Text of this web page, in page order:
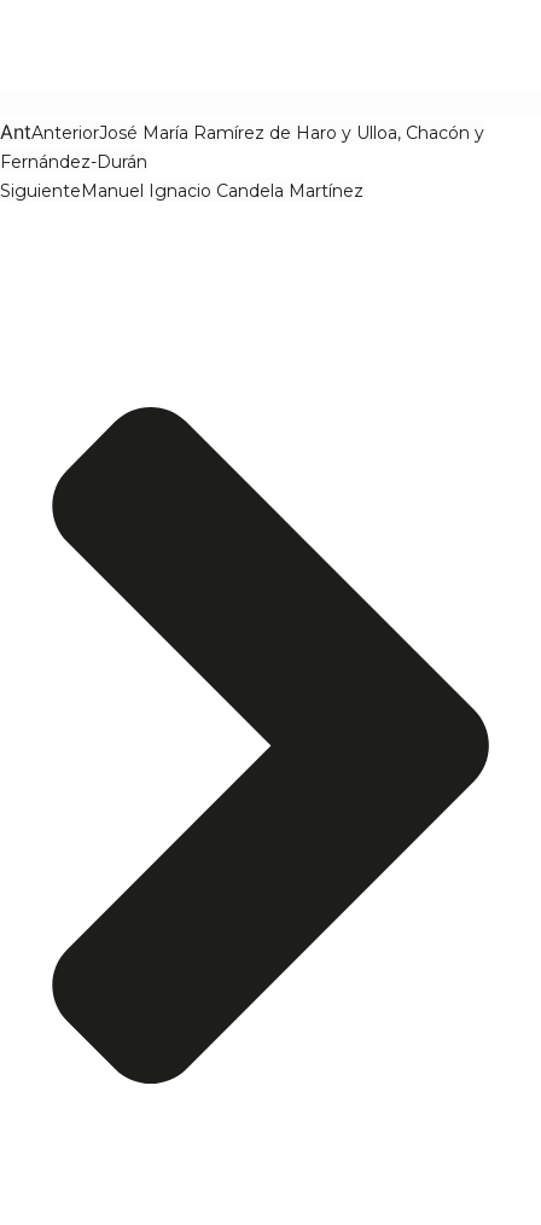
AntAnteriorJosé María Ramírez de Haro y Ulloa, Chacón y
Fernández-Durán
SiguienteManuel Ignacio Candela Martínez